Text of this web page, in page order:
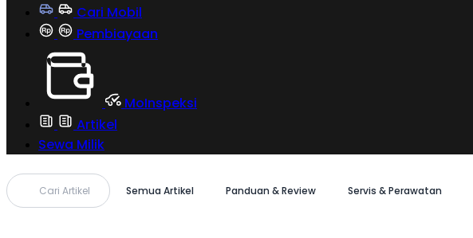
Cari Mobil
Pembiayaan
MoInspeksi
Artikel
Sewa Milik
Cari Artikel Semua Artikel Panduan & Review Servis & Perawatan